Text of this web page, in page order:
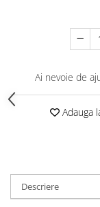
Ai nevoie de
Adauga
Descriere